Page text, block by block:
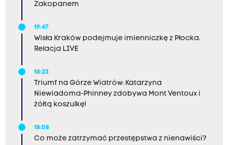
Zakopanem
19:47
Wisła Kraków podejmuje imienniczkę z Płocka.
Relacja LIVE
18:23
Triumf na Górze Wiatrów: Katarzyna
Niewiadoma-Phinney zdobywa Mont Ventoux i
żółtą koszulkę!
18:08
Co może zatrzymać przestępstwa z nienawiści?